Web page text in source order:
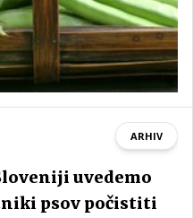
ARHIV
uvedemo
psov počistiti